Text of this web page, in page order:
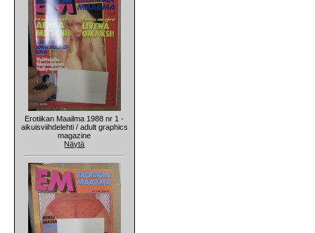
Erotiikan Maailma 1988 nr 1 -
aikuisviihdelehti / adult graphics
magazine
Näytä